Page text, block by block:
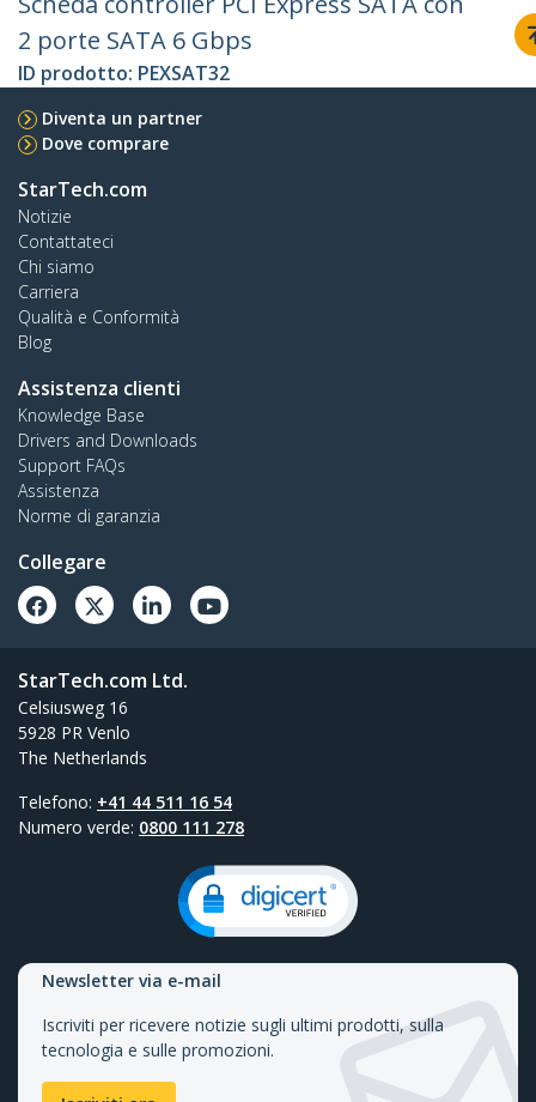
2 porte SATA 6 Gbps
ID prodotto: PEXSAT32
Diventa un partner
Dove comprare
StarTech.com
Notizie
Contattateci
Chi siamo
Carriera
Qualità e Conformità
Blog
Assistenza clienti
Knowledge Base
Drivers and Downloads
Support FAQs
Assistenza
Norme di garanzia
Collegare
StarTech.com Ltd.
Celsiusweg 16
5928 PR Venlo
The Netherlands
Telefono: +41 44 511 16 54
Numero verde: 0800 111 278
Newsletter via e-mail
Iscriviti per ricevere notizie sugli ultimi prodotti, sulla
tecnologia e sulle promozioni.